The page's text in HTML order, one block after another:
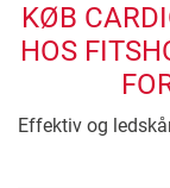
KØB
HOS
Effektiv og